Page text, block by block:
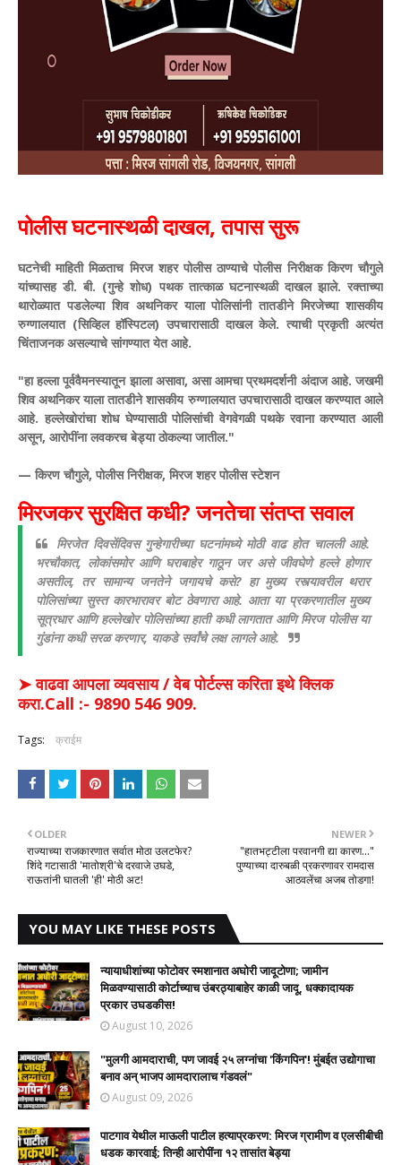
​पोलीस घटनास्थळी दाखल, तपास सुरू
​घटनेची माहिती मिळताच मिरज शहर पोलीस ठाण्याचे पोलीस निरीक्षक किरण चौगुले
यांच्यासह डी. बी. (गुन्हे शोध) पथक तात्काळ घटनास्थळी दाखल झाले. रक्ताच्या
थारोळ्यात पडलेल्या शिव अथनिकर याला पोलिसांनी तातडीने मिरजेच्या शासकीय
रुग्णालयात (सिव्हिल हॉस्पिटल) उपचारासाठी दाखल केले. त्याची प्रकृती अत्यंत
चिंताजनक असल्याचे सांगण्यात येत आहे.
​"हा हल्ला पूर्ववैमनस्यातून झाला असावा, असा आमचा प्रथमदर्शनी अंदाज आहे. जखमी
शिव अथनिकर याला तातडीने शासकीय रुग्णालयात उपचारासाठी दाखल करण्यात आले
आहे. हल्लेखोरांचा शोध घेण्यासाठी पोलिसांची वेगवेगळी पथके रवाना करण्यात आली
असून, आरोपींना लवकरच बेड्या ठोकल्या जातील."
— किरण चौगुले, पोलीस निरीक्षक, मिरज शहर पोलीस स्टेशन
​मिरजकर सुरक्षित कधी? जनतेचा संतप्त सवाल
​मिरजेत दिवसेंदिवस गुन्हेगारीच्या घटनांमध्ये मोठी वाढ होत चालली आहे.
भरचौकात, लोकांसमोर आणि घराबाहेर गाठून जर असे जीवघेणे हल्ले होणार
असतील, तर सामान्य जनतेने जगायचे कसे? हा मुख्य रस्त्यावरील थरार
पोलिसांच्या सुस्त कारभारावर बोट ठेवणारा आहे. आता या प्रकरणातील मुख्य
सूत्रधार आणि हल्लेखोर पोलिसांच्या हाती कधी लागतात आणि मिरज पोलीस या
गुंडांना कधी सरळ करणार, याकडे सर्वांचे लक्ष लागले आहे.
➤ वाढवा आपला व्यवसाय / वेब पोर्टल्स करिता इथे क्लिक
करा.Call :- 9890 546 909.
Tags: क्राईम
NEWER
"हातभट्टीला परवानगी द्या कारण..."
पुण्याच्या दारुबळी प्रकरणावर रामदास
आठवलेंचा अजब तोडगा!
OLDER
राज्याच्या राजकारणात सर्वात मोठा उलटफेर?
शिंदे गटासाठी 'मातोश्री'चे दरवाजे उघडे,
राऊतांनी घातली 'ही' मोठी अट!
YOU MAY LIKE THESE POSTS
न्यायाधीशांच्या फोटोवर स्मशानात अघोरी जादूटोणा; जामीन
मिळवण्यासाठी कोर्टाच्याच उंबरठ्याबाहेर काळी जादू, धक्कादायक
प्रकार उघडकीस!
August 10, 2026
"मुलगी आमदाराची, पण जावई २५ लग्नांचा 'किंगपिन'! मुंबईत उद्योगाचा
बनाव अन् भाजप आमदारालाच गंडवलं"
August 09, 2026
पाटगाव येथील माऊली पाटील हत्याप्रकरण: मिरज ग्रामीण व एलसीबीची
धडक कारवाई; तिन्ही आरोपींना १२ तासांत बेड्या